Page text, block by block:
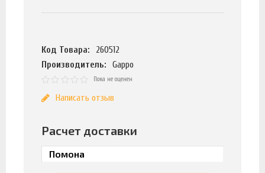
Код Товара:
260512
Производитель:
Gappo
Пока не оценен
Написать отзыв
Расчет доставки